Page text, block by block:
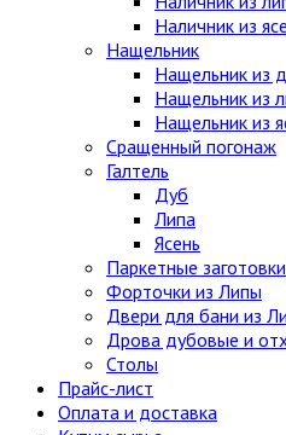
Наличник из
Нащельник
Нащельник из
Нащельник из
Нащельник из
Сращенный погонаж
Галтель
Дуб
Липа
Ясень
Паркетные заготовки
Форточки из Липы
Двери для бани из
Дрова дубовые и
Столы
Прайс-лист
Оплата и доставка